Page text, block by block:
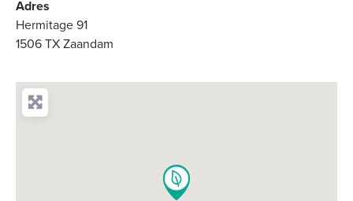
Adres
Hermitage 91
1506 TX Zaandam